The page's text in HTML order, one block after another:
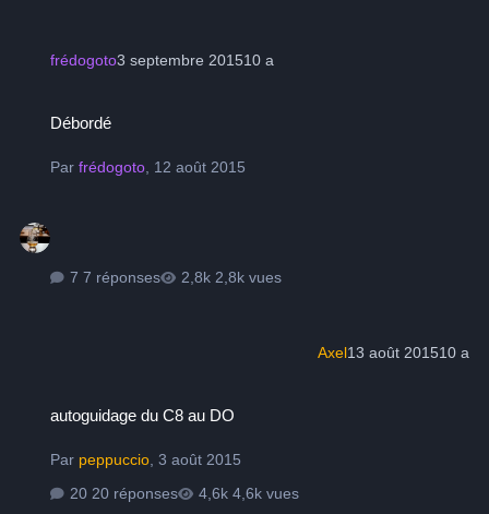
frédogoto3 septembre 201510 a
Débordé
Parfrédogoto 12 août 2015
7 réponses 2,8k vues
Axel13 août 201510 a
autoguidage du C8 au DO
Par peppuccio ,3 août 2015
20 réponses
4,6k vues